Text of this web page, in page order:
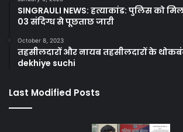
SINGRAULI NEWS: हत्याकांड: पुलिस को
03 संदिग्ध से पूछताछ जारी
October 8, 2023
तहसीलदारों और नायब तहसीलदारों के
dekhiye suchi
Last Modified Posts